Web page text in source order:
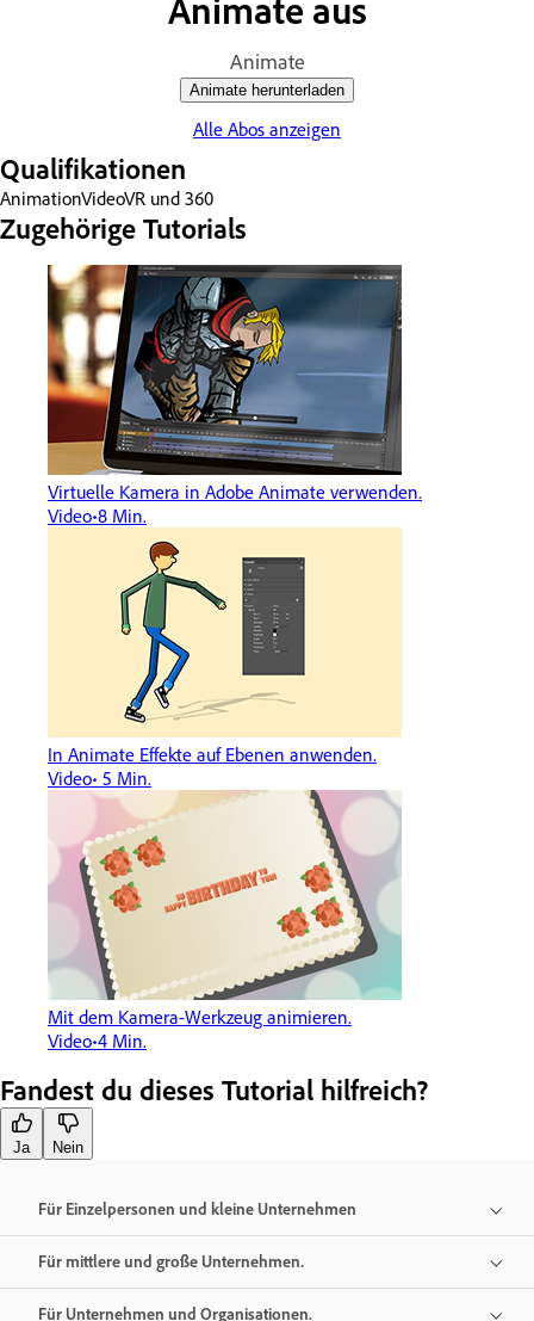
Animate
Animate herunterladen
Alle Abos anzeigen
Qualifikationen
AnimationVideoVR und 360
Zugehörige Tutorials
Virtuelle Kamera in Adobe Animate verwenden.
Video 8 Min.
In Animate Effekte auf Ebenen anwenden.
Video 5 Min.
Mit dem Kamera-Werkzeug animieren.
Video 4 Min.
Fandest du dieses Tutorial hilfreich?
Ja Nein
Für Einzelpersonen und kleine Unternehmen
Für mittlere und große Unternehmen.
Für Unternehmen und Organisationen.